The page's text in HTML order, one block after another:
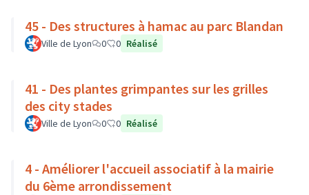
45 - Des structures à hamac au parc Blandan
Ville de Lyon 0 0 Réalisé
41 - Des plantes grimpantes sur les grilles
des city stades
Ville de Lyon 0 0 Réalisé
4 - Améliorer l'accueil associatif à la mairie
du 6ème arrondissement